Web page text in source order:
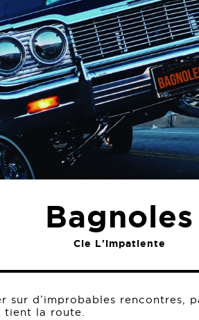
Bagnoles
Cie L'impatiente
d’improbables rencontres,
tient la route.